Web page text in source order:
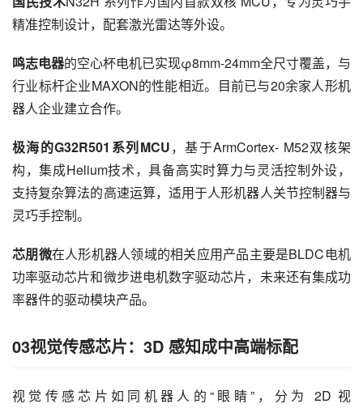
精准控制设计，配套激光雷达等外设。
鸣志电器的空心杯电机已实现φ8mm-24mm全尺寸覆盖，与
行业标杆企业MAXON的性能相近。目前已与20余家人形机
器人企业建立合作。
极海的G32R501系列MCU，基于ArmCortex- M52双核架
构，集成Helium技术，具备高实时算力与灵活控制外设，
支持复杂算法的高速运算，适用于人形机器人关节控制器与
灵巧手控制。
芯朋微在人形机器人领域的相关应用产品主要是BLDC电机
功率驱动芯片和微步进电机数字驱动芯片，未来还有集成功
率器件的驱动模块产品。
03视觉传感芯片：3D 感知成中高端标配
视觉传感芯片如同机器人的“眼睛”，分为 2D 视